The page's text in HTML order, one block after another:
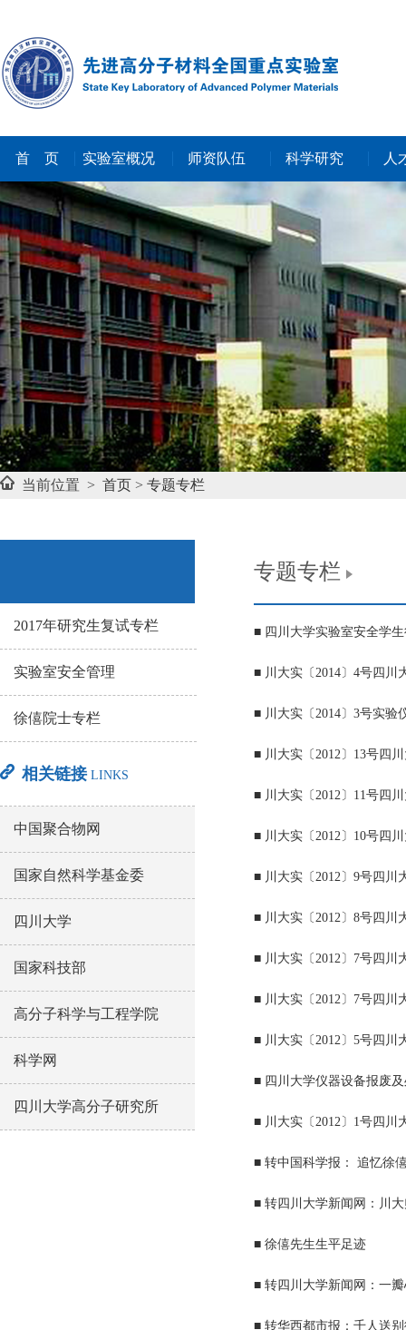
首 页 实验室概况 师资队伍 科学研究 人
当前位置 > 首页 > 专题专栏
2017年研究生复试专栏
实验室安全管理
徐僖院士专栏
相关链接LINKS
中国聚合物网
国家自然科学基金委
四川大学
国家科技部
高分子科学与工程学院
科学网
四川大学高分子研究所
专题专栏
■ 四川大学实验室安全学
■ 川大实〔2014〕4号四川
■ 川大实〔2014〕3号实验
■ 川大实〔2012〕13号四
■ 川大实〔2012〕11号四
■ 川大实〔2012〕10号四
■ 川大实〔2012〕9号四川
■ 川大实〔2012〕8号四川
■ 川大实〔2012〕7号四川
■ 川大实〔2012〕7号四川
■ 川大实〔2012〕5号四川
■ 四川大学仪器设备报废
■ 川大实〔2012〕1号四川
■ 转中国科学报： 追忆徐
■ 转四川大学新闻网：川
■ 徐僖先生生平足迹
■ 转四川大学新闻网：一
■ 转华西都市报：千人送